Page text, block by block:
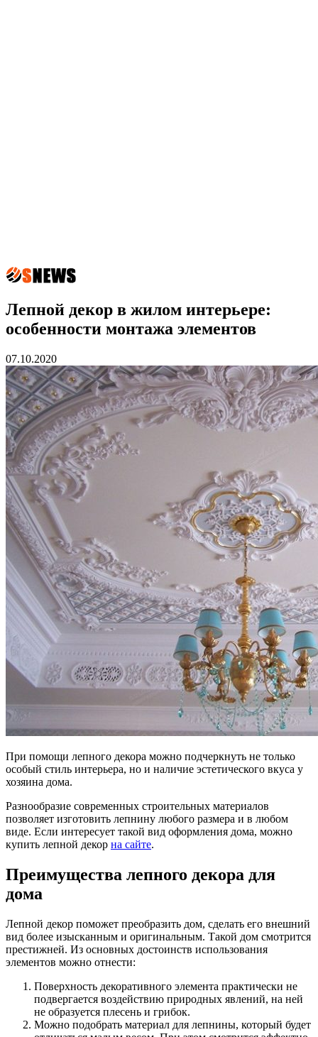
Лепной декор в жилом интерьере:
особенности монтажа элементов
07.10.2020
При помощи лепного декора можно подчеркнуть не только
особый стиль интерьера, но и наличие эстетического вкуса у
хозяина дома.
Разнообразие современных строительных материалов
позволяет изготовить лепнину любого размера и в любом
виде. Если интересует такой вид оформления дома, можно
купить лепной декор на сайте.
Преимущества лепного декора для
дома
Лепной декор поможет преобразить дом, сделать его внешний
вид более изысканным и оригинальным. Такой дом смотрится
престижней. Из основных достоинств использования
элементов можно отнести:
Поверхность декоративного элемента практически не
подвергается воздействию природных явлений, на ней
не образуется плесень и грибок.
Можно подобрать материал для лепнины, который будет